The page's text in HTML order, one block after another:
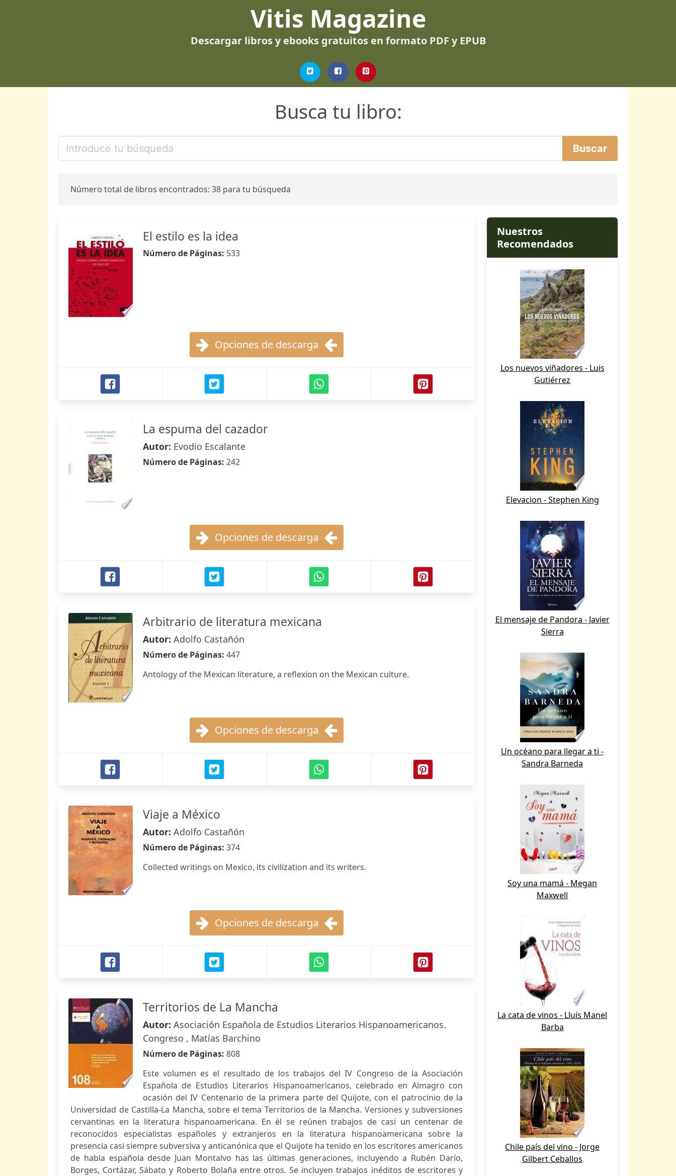
Vitis Magazine
Descargar libros y ebooks gratuitos en formato PDF y EPUB
Busca tu libro:
Número total de libros encontrados: 38 para tu búsqueda
El estilo es la idea
Número de Páginas: 533
Opciones de descarga
La espuma del cazador
Autor: Evodio Escalante
Número de Páginas: 242
Opciones de descarga
Arbitrario de literatura mexicana
Autor: Adolfo Castañón
Número de Páginas: 447
Antology of the Mexican literature, a reflexion on the Mexican culture.
Opciones de descarga
Viaje a México
Autor: Adolfo Castañón
Número de Páginas: 374
Collected writings on Mexico, its civilization and its writers.
Opciones de descarga
Territorios de La Mancha
Autor: Asociación Española de Estudios Literarios Hispanoamericanos.
Congreso , Matías Barchino
Número de Páginas: 808
Este volumen es el resultado de los trabajos del IV Congreso de la Asociación
Española de Estudios Literarios Hispanoamericanos, celebrado en Almagro con
ocasión del IV Centenario de la primera parte del Quijote, con el patrocinio de la
Universidad de Castilla-La Mancha, sobre el tema Territorios de la Mancha. Versiones y subversiones
cervantinas en la literatura hispanoamericana. En él se reúnen trabajos de casi un centenar de
reconocidos especialistas españoles y extranjeros en la literatura hispanoamericana sobre la
presencia casi siempre subversiva y anticanónica que el Quijote ha tenido en los escritores americanos
de habla española desde Juan Montalvo has las últimas generaciones, incluyendo a Rubén Darío,
Borges, Cortázar, Sábato y Roberto Bolaña entre otros. Se incluyen trabajos inéditos de escritores y
Nuestros
Recomendados
Los nuevos viñadores - Luis
Gutiérrez
Elevacion - Stephen King
El mensaje de Pandora - Javier
Sierra
Un océano para llegar a ti -
Sandra Barneda
Soy una mamá - Megan
Maxwell
La cata de vinos - Lluís Manel
Barba
Chile país del vino - Jorge
Gilbert Ceballos